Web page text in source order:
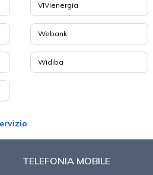
VIVIenergia
Webank
Widiba
TELEFONIA MOBILE